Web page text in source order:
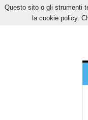
Questo sito o gli strumenti
la cookie policy.